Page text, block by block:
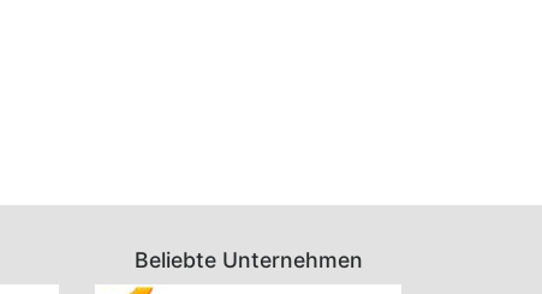
Beliebte Unternehmen